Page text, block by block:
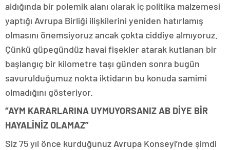
aldığında bir polemik alanı olarak iç politika malzemesi
yaptığı Avrupa Birliği ilişkilerini yeniden hatırlamış
olmasını önemsiyoruz ancak çokta ciddiye almıyoruz.
Çünkü güpegündüz havai fişekler atarak kutlanan bir
başlangıç bir kilometre taşı günden sonra bugün
savurulduğumuz nokta iktidarın bu konuda samimi
olmadığını gösteriyor.
“AYM KARARLARINA UYMUYORSANIZ AB DİYE BİR
HAYALİNİZ OLAMAZ”
Siz 75 yıl önce kurduğunuz Avrupa Konseyi’nde şimdi